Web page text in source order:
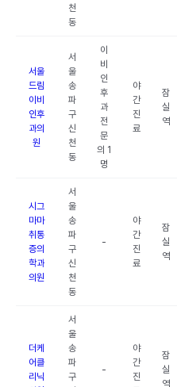
천
동
서울
드림
이비
인후
과의
원
서
울
송
파
구
신
천
동
이
비
인
후
과
전
문
의 1
명
야
간
진
료
잠
실
역
시그
마마
취통
증의
학과
의원
서
울
송
파
구
신
천
동
-
야
간
진
료
잠
실
역
더케
어클
리닉
서
울
송
파
구
-
야
간
진
잠
실
역